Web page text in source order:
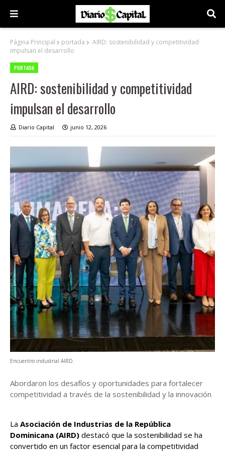
Página Principal portada
AIRD: sostenibilidad y competitividad
impulsan el desarrollo
PORTADA
AIRD: sostenibilidad y competitividad
impulsan el desarrollo
Diario Capital junio 12, 2026
Encuentro industrial AIRD.
Abordaron los desafíos y oportunidades para fortalecer
competitividad a través de la sostenibilidad y la innovación
La Asociación de Industrias de la República
Dominicana (AIRD) destacó que la sostenibilidad se ha
convertido en un factor esencial para la competitividad